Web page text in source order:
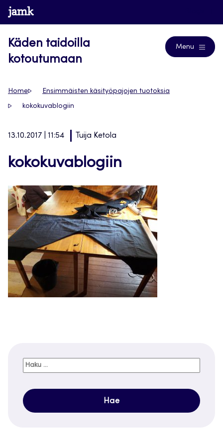
Siirry
suoraan
www.jamk.fi
Käden taidoilla
kotoutumaan
Menu
Home Ensimmäisten käsityöpajojen tuotoksia
kokokuvablogiin
13.10.2017 | 11:54 Tuija Ketola
kokokuvablogiin
Haku: